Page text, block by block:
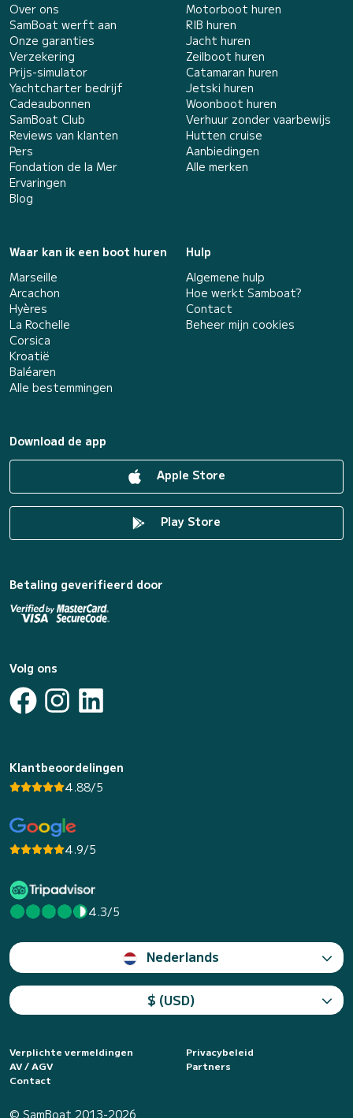
Over ons
SamBoat werft aan
Onze garanties
Verzekering
Prijs-simulator
Yachtcharter bedrijf
Cadeaubonnen
SamBoat Club
Reviews van klanten
Pers
Fondation de la Mer
Ervaringen
Blog
Motorboot huren
RIB huren
Jacht huren
Zeilboot huren
Catamaran huren
Jetski huren
Woonboot huren
Verhuur zonder vaarbewijs
Hutten cruise
Aanbiedingen
Alle merken
Waar kan ik een boot huren
Marseille
Arcachon
Hyères
La Rochelle
Corsica
Kroatië
Baléaren
Alle bestemmingen
Hulp
Algemene hulp
Hoe werkt Samboat?
Contact
Beheer mijn cookies
Download de app
Apple Store
Play Store
Betaling geverifieerd door
Volg ons
Klantbeoordelingen
4.88/5
4.9/5
4.3/5
Nederlands
$ (USD)
Verplichte vermeldingen
Privacybeleid
AV / AGV
Partners
Contact
© SamBoat 2013-2026